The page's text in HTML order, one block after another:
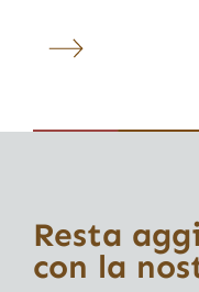
Resta
con la